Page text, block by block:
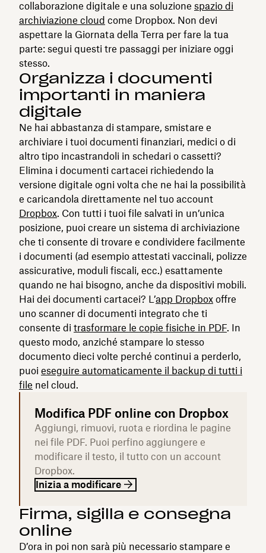
collaborazione digitale e una soluzione spazio di
archiviazione cloud come Dropbox. Non devi
aspettare la Giornata della Terra per fare la tua
parte: segui questi tre passaggi per iniziare oggi
stesso.
Organizza i documenti
importanti in maniera
digitale
Ne hai abbastanza di stampare, smistare e
archiviare i tuoi documenti finanziari, medici o di
altro tipo incastrandoli in schedari o cassetti?
Elimina i documenti cartacei richiedendo la
versione digitale ogni volta che ne hai la possibilità
e caricandola direttamente nel tuo account
Dropbox. Con tutti i tuoi file salvati in un’unica
posizione, puoi creare un sistema di archiviazione
che ti consente di trovare e condividere facilmente
i documenti (ad esempio attestati vaccinali, polizze
assicurative, moduli fiscali, ecc.) esattamente
quando ne hai bisogno, anche da dispositivi mobili.
Hai dei documenti cartacei? L’app Dropbox offre
uno scanner di documenti integrato che ti
consente di trasformare le copie fisiche in PDF. In
questo modo, anziché stampare lo stesso
documento dieci volte perché continui a perderlo,
puoi eseguire automaticamente il backup di tutti i
file nel cloud.
Modifica PDF online con Dropbox
Aggiungi, rimuovi, ruota e riordina le pagine
nei file PDF. Puoi perfino aggiungere e
modificare il testo, il tutto con un account
Dropbox.
Inizia a modificare
Firma, sigilla e consegna
online
D’ora in poi non sarà più necessario stampare e